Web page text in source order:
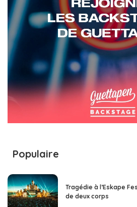
Populaire
Tragédie à l’Eskape
de deux corps